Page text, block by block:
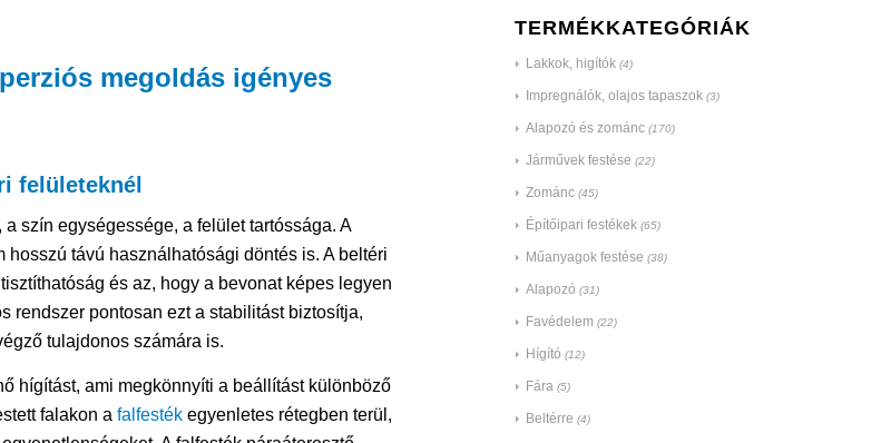
megoldás igényes
felületeknél
szín egységessége, a felület tartóssága. A
távú használhatósági döntés is. A beltéri
és az, hogy a bevonat képes legyen
rendszer pontosan ezt a stabilitást biztosítja,
tulajdonos számára is.
hígítást, ami megkönnyíti a beállítást különböző
falakon a falfesték egyenletes rétegben terül,
TERMÉKKATEGÓRIÁK
Lakkok, higítók (4)
Impregnálók, olajos tapaszok (3)
Alapozó és zománc (170)
Járművek festése (22)
Zománc (45)
Építőipari festékek (65)
Műanyagok festése (38)
Alapozó (31)
Favédelem (22)
Hígító (12)
Fára (5)
Beltérre (4)